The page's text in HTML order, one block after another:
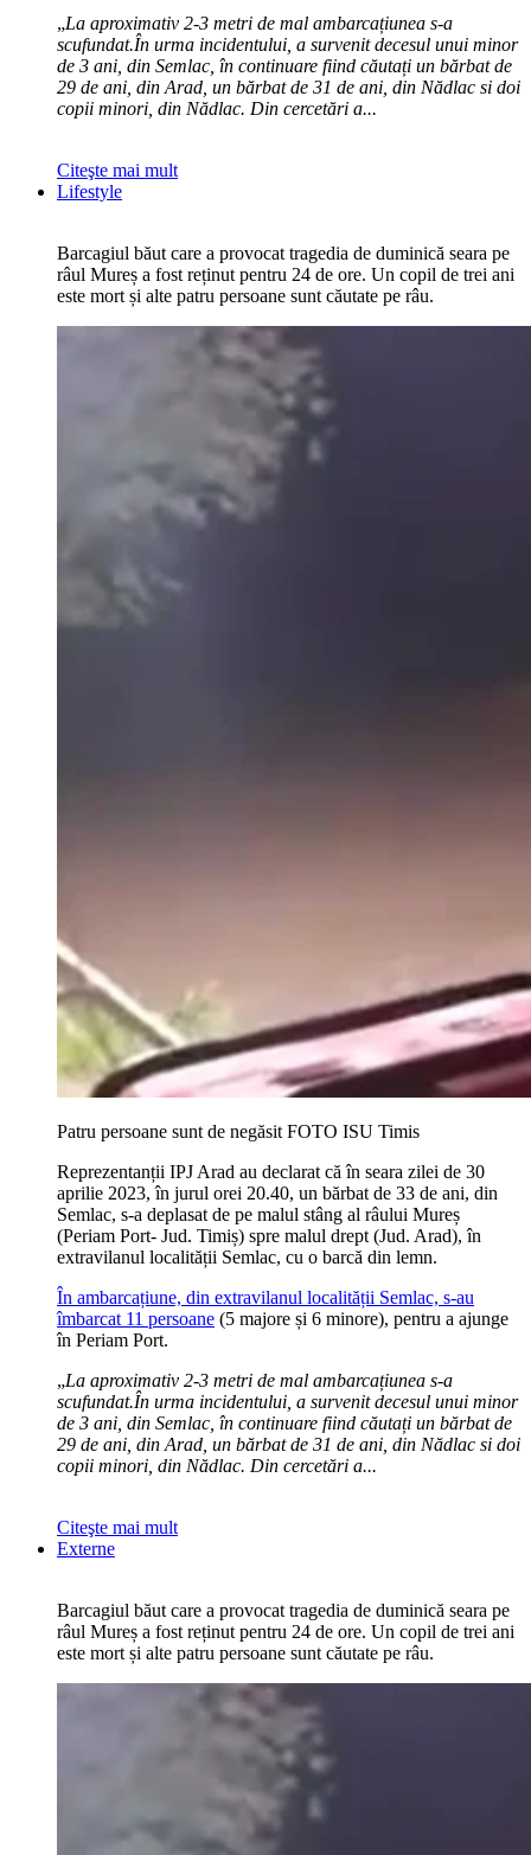
„La aproximativ 2-3 metri de mal ambarcațiunea s-a
scufundat.În urma incidentului, a survenit decesul unui minor
de 3 ani, din Semlac, în continuare fiind căutați un bărbat de
29 de ani, din Arad, un bărbat de 31 de ani, din Nădlac si doi
copii minori, din Nădlac. Din cercetări a...
Citeşte mai mult
Lifestyle
Barcagiul băut care a provocat tragedia de duminică seara pe
râul Mureș a fost reținut pentru 24 de ore. Un copil de trei ani
este mort și alte patru persoane sunt căutate pe râu.
Patru persoane sunt de negăsit FOTO ISU Timis
Reprezentanții IPJ Arad au declarat că în seara zilei de 30
aprilie 2023, în jurul orei 20.40, un bărbat de 33 de ani, din
Semlac, s-a deplasat de pe malul stâng al râului Mureș
(Periam Port- Jud. Timiș) spre malul drept (Jud. Arad), în
extravilanul localității Semlac, cu o barcă din lemn.
În ambarcațiune, din extravilanul localității Semlac, s-au
îmbarcat 11 persoane (5 majore și 6 minore), pentru a ajunge
în Periam Port.
„La aproximativ 2-3 metri de mal ambarcațiunea s-a
scufundat.În urma incidentului, a survenit decesul unui minor
de 3 ani, din Semlac, în continuare fiind căutați un bărbat de
29 de ani, din Arad, un bărbat de 31 de ani, din Nădlac si doi
copii minori, din Nădlac. Din cercetări a...
Citeşte mai mult
Externe
Barcagiul băut care a provocat tragedia de duminică seara pe
râul Mureș a fost reținut pentru 24 de ore. Un copil de trei ani
este mort și alte patru persoane sunt căutate pe râu.